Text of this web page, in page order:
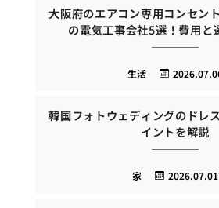
大阪府のエアコン専用コンセン
の電気工事会社5選！費用と
生活
韓国フォトウェディングのドレ
イントを解説
2026.07.01
家